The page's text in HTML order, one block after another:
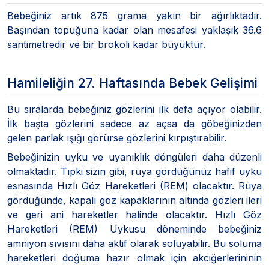
Bebeğiniz artık 875 grama yakın bir ağırlıktadır.
Başından topuğuna kadar olan mesafesi yaklaşık 36.6
santimetredir ve bir brokoli kadar büyüktür.
Hamileliğin 27. Haftasında Bebek Gelişimi
Bu sıralarda bebeğiniz gözlerini ilk defa açıyor olabilir.
İlk başta gözlerini sadece az açsa da göbeğinizden
gelen parlak ışığı görürse gözlerini kırpıştırabilir.
Bebeğinizin uyku ve uyanıklık döngüleri daha düzenli
olmaktadır. Tıpki sizin gibi, rüya gördüğünüz hafif uyku
esnasında Hızlı Göz Hareketleri (REM) olacaktır. Rüya
gördüğünde, kapalı göz kapaklarının altında gözleri ileri
ve geri ani hareketler halinde olacaktır. Hızlı Göz
Hareketleri (REM) Uykusu döneminde bebeğiniz
amniyon sıvısını daha aktif olarak soluyabilir. Bu soluma
hareketleri doğuma hazır olmak için akciğerlerininin